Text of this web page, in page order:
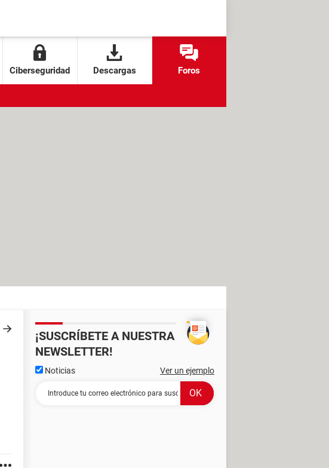
Ciberseguridad Descargas Foros
¡SUSCRÍBETE A NUESTRA
NEWSLETTER!
Noticias Ver un ejemplo